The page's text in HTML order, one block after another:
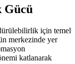
Gücü
için temel
merkezinde yer
katlanarak